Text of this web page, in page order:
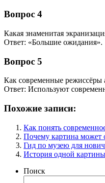
Вопрос 4
Какая знаменитая
Ответ: «Большие ожидания».
Вопрос 5
Как современные режиссёры
Ответ: Используют
Похожие записи:
Как понять
Почему картина может
Гид по музею для
История одной
Поиск